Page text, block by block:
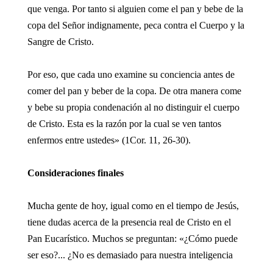
que venga. Por tanto si alguien come el pan y bebe de la
copa del Señor indignamente, peca contra el Cuerpo y la
Sangre de Cristo.
Por eso, que cada uno examine su conciencia antes de
comer del pan y beber de la copa. De otra manera come
y bebe su propia condenación al no distinguir el cuerpo
de Cristo. Esta es la razón por la cual se ven tantos
enfermos entre ustedes» (1Cor. 11, 26-30).
Consideraciones finales
Mucha gente de hoy, igual como en el tiempo de Jesús,
tiene dudas acerca de la presencia real de Cristo en el
Pan Eucarístico. Muchos se preguntan: «¿Cómo puede
ser eso?... ¿No es demasiado para nuestra inteligencia